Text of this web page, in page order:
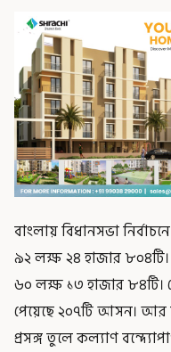
বাংলায় বিধানসভা
৯২ লক্ষ ২৪ হাজার
৬০ লক্ষ ১৩ হাজার ৮৪টি।
পেয়েছে ২০৭টি আসন।
প্রসঙ্গ তুলে কল্যাণ